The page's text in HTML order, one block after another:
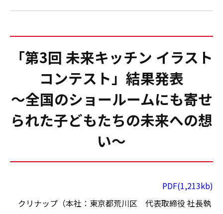
「第3回 未来キッチン イラスト
コンテスト」結果発表
～全国のショールームにも寄せ
られた子どもたちの未来への想
い～
PDF(1,213kb)
クリナップ（本社：東京都荒川区 代表取締役 社長執